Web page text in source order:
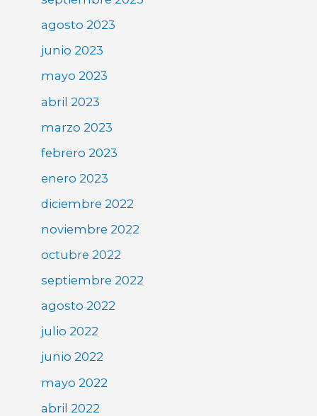
agosto 2023
junio 2023
mayo 2023
abril 2023
marzo 2023
febrero 2023
enero 2023
diciembre 2022
noviembre 2022
octubre 2022
septiembre 2022
agosto 2022
julio 2022
junio 2022
mayo 2022
abril 2022